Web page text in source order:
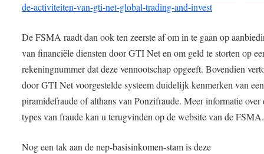
de-activiteiten-van-gti-net-global-trading-and-invest
De FSMA raadt dan ook ten zeerste af om in te gaan op
van financiële diensten door GTI Net en om geld te storten op
rekeningnummer dat deze vennootschap opgeeft. Bovendien
door GTI Net voorgestelde systeem duidelijk kenmerken van een
piramidefraude of althans van Ponzifraude. Meer informatie over
types van fraude kan u terugvinden op de website van de
Nog een tak aan de nep-basisinkomen-stam is deze